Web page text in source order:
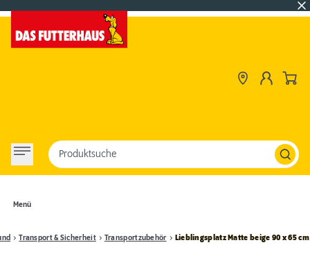
Menü
Produktsuche
Transport & Sicherheit Transportzubehör Lieblingsplatz Matte beige 90 x 65 cm